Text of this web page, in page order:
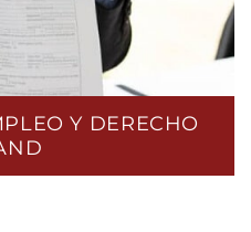
Y DERECHO